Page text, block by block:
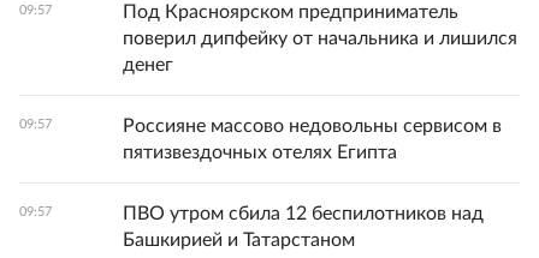
09:57
Под Красноярском предприниматель
поверил дипфейку от начальника и лишился
денег
09:57
Россияне массово недовольны сервисом в
пятизвездочных отелях Египта
09:57
ПВО утром сбила 12 беспилотников над
Башкирией и Татарстаном